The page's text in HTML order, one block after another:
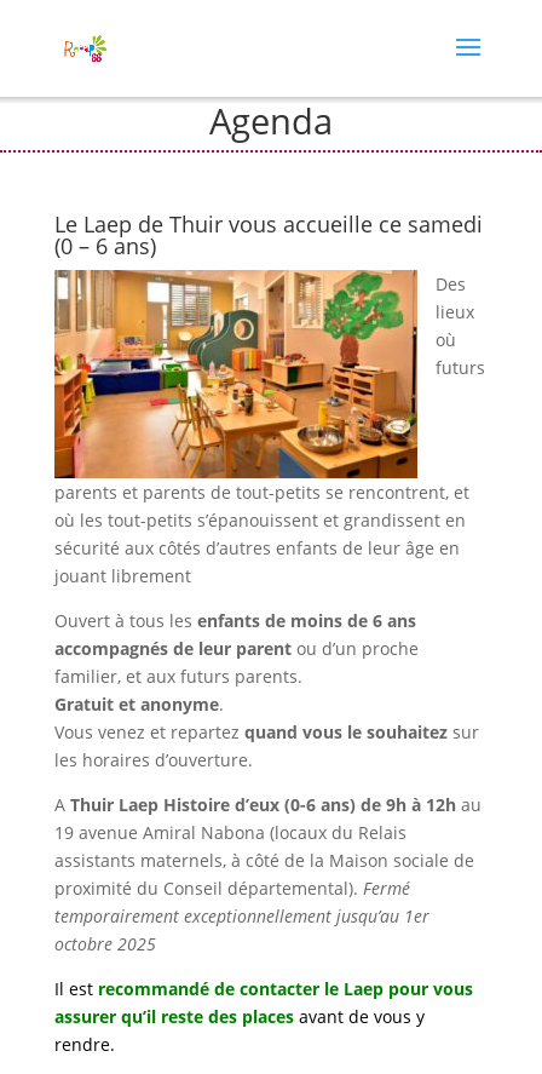
Agenda
Le Laep de Thuir vous accueille ce samedi
(0 – 6 ans)
Des
lieux
où
futurs
parents et parents de tout-petits se rencontrent, et
où les tout-petits s’épanouissent et grandissent en
sécurité aux côtés d’autres enfants de leur âge en
jouant librement
Ouvert à tous les enfants de moins de 6 ans
accompagnés de leur parentou d’un proche
familier, et aux futurs parents.
Gratuit et anonyme.
Vous venez et repartez quand vous le souhaitezsur
les horaires d’ouverture.
A Thuir Laep Histoire d’eux (0-6 ans) de 9h à 12hau
19 avenue Amiral Nabona (locaux du Relais
assistants maternels, à côté de la Maison sociale de
proximité du Conseil départemental). Fermé
temporairement exceptionnellement jusqu’au 1er
octobre 2025
Il est recommandé de contacter le Laep pour vous
assurer qu’il reste des places avant de vous y
rendre.